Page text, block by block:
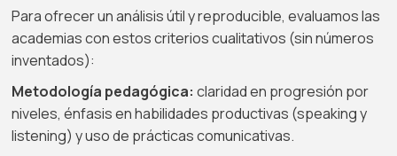
Para ofrecer un análisis útil y reproducible, evaluamos las
academias con estos criterios cualitativos (sin números
inventados):
Metodología pedagógica: claridad en progresión por
niveles, énfasis en habilidades productivas (speaking y
listening) y uso de prácticas comunicativas.